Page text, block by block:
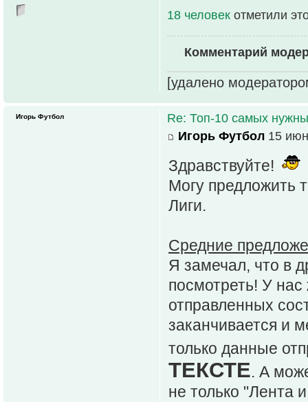
18 человек отметили
Комментарий
[удалено
Re: Топ-10 самых
Игорь Футбол 15
Здравствуйте!
Могу предложить
Лиги.
Средние
Я замечал, что в
посмотреть! У
отправленных
заканчивается и
только данные
ТЕКСТЕ. А
не только "Лента
Игорь Футбол